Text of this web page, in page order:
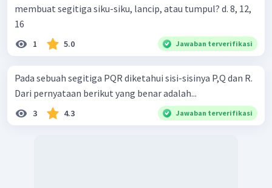
membuat segitiga siku-siku, lancip, atau tumpul? d. 8, 12,
16
1 5.0 Jawaban terverifikasi
Pada sebuah segitiga PQR diketahui sisi-sisinya P,Q dan R.
Dari pernyataan berikut yang benar adalah...
3 4.3 Jawaban terverifikasi